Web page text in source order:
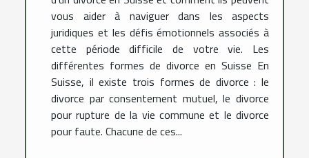
vous aider à naviguer dans les aspects
juridiques et les défis émotionnels associés à
cette période difficile de votre vie. Les
différentes formes de divorce en Suisse En
Suisse, il existe trois formes de divorce : le
divorce par consentement mutuel, le divorce
pour rupture de la vie commune et le divorce
pour faute. Chacune de ces...